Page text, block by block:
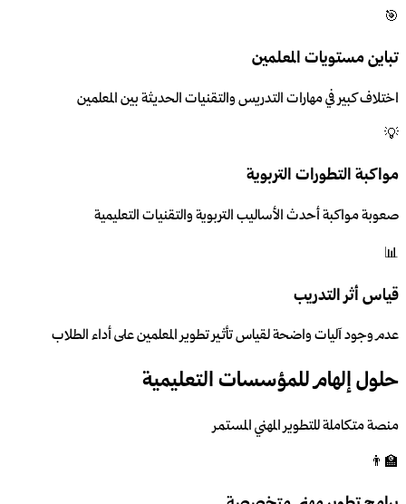
🎯
تباين مستويات المعلمين
اختلاف كبير في مهارات التدريس والتقنيات الحديثة بين المعلمين
💡
مواكبة التطورات التربوية
صعوبة مواكبة أحدث الأساليب التربوية والتقنيات التعليمية
📊
قياس أثر التدريب
عدم وجود آليات واضحة لقياس تأثير تطوير المعلمين على أداء الطلاب
حلول إلهام للمؤسسات التعليمية
منصة متكاملة للتطوير المهني المستمر
👨‍🏫